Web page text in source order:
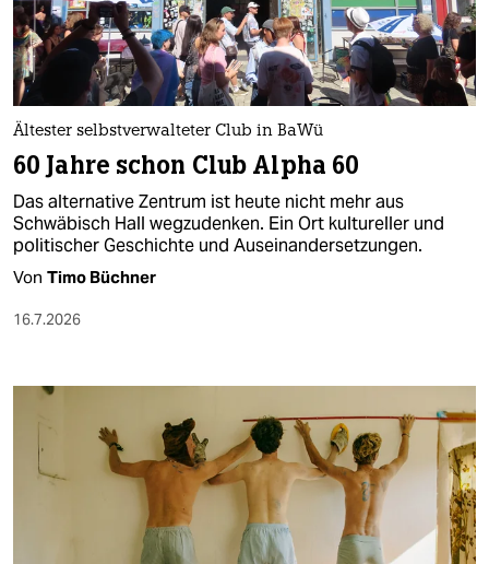
nord
wahrheit
verlag
verlag
veranstaltungen
shop
fragen & hilfe
genossenschaft
Ältester selbstverwalteter Club in BaWü
60 Jahre schon Club Alpha 60
Das alternative Zentrum ist heute nicht mehr aus
Schwäbisch Hall wegzudenken. Ein Ort kultureller und
politischer Geschichte und Auseinandersetzungen.
Von Timo Büchner
16.7.2026